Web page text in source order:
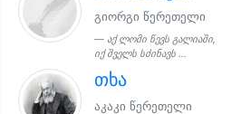
გიორგი წერეთელი
აქ ლომი წევს გალიაში,
იქ შველს სძინავს ...
თხა
აკაკი წერეთელი